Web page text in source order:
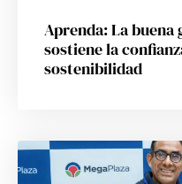
Aprenda: La buena
sostiene la
sostenibilidad